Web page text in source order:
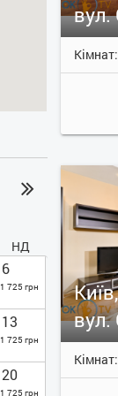
НД
6
1 725 грн
13
1 725 грн
20
1 725 грн
вул.
вул.